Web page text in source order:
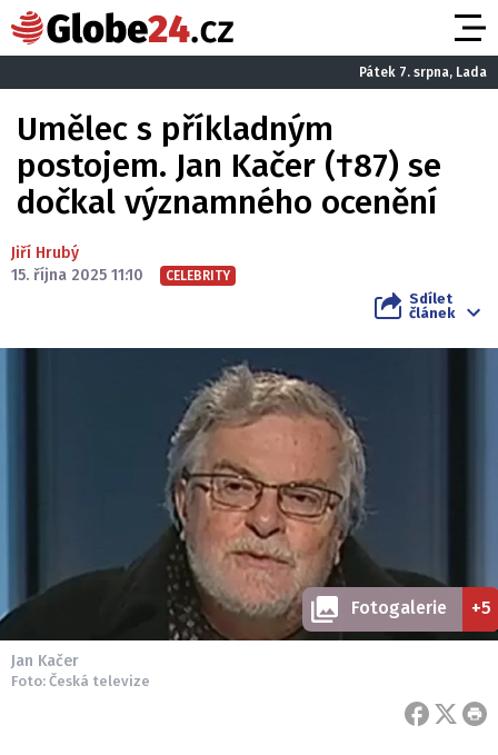
Pátek 7. srpna, Lada
Umělec s příkladným
postojem. Jan Kačer (†87) se
dočkal významného ocenění
Jiří Hrubý
15. října 2025 11:10
CELEBRITY
Sdílet
článek
Fotogalerie +5
Jan Kačer
Foto: Česká televize